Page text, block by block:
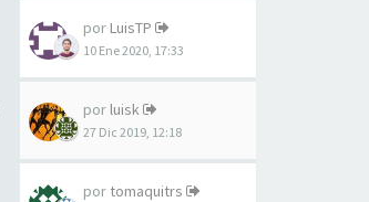
por LuisTP
10 Ene 2020, 17:33
por luisk
27 Dic 2019, 12:18
por tomaquitrs